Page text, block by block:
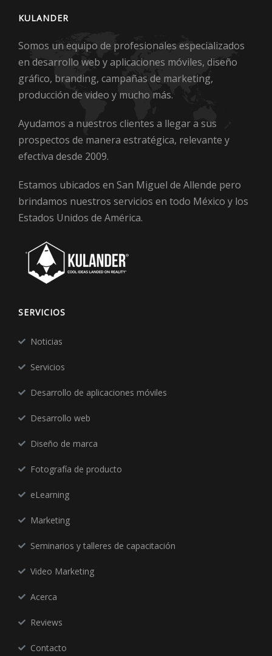
KULANDER
Somos un equipo de profesionales especializados
en desarrollo web y aplicaciones móviles, diseño
gráfico, branding, campañas de marketing,
producción de video y mucho más.
Ayudamos a nuestros clientes a llegar a sus
prospectos de manera estratégica, relevante y
efectiva desde 2009.
Estamos ubicados en San Miguel de Allende pero
brindamos nuestros servicios en todo México y los
Estados Unidos de América.
SERVICIOS
Noticias
Servicios
Desarrollo de aplicaciones móviles
Desarrollo web
Diseño de marca
Fotografía de producto
eLearning
Marketing
Seminarios y talleres de capacitación
Video Marketing
Acerca
Reviews
Contacto